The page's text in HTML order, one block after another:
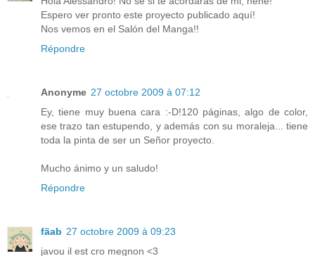
Espero ver pronto este proyecto publicado aquí!
Nos vemos en el Salón del Manga!!
Répondre
Anonyme 27 octobre 2009 à 07:12
Ey, tiene muy buena cara :-D!120 páginas, algo de color,
ese trazo tan estupendo, y además con su moraleja... tiene
toda la pinta de ser un Señor proyecto.
Mucho ánimo y un saludo!
Répondre
fäab 27 octobre 2009 à 09:23
javou il est cro megnon <3